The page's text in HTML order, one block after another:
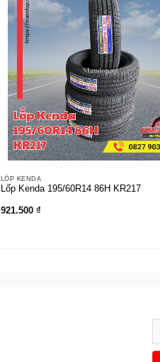
LỐP KENDA
Lốp Kenda 195/60R14 86H KR217
921.500 ₫